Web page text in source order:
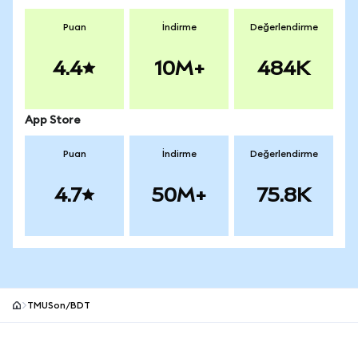
Puan
4.4
İndirme
10M+
Değerlendirme
484K
App Store
Puan
4.7
İndirme
50M+
Değerlendirme
75.8K
TMUSon/BDT